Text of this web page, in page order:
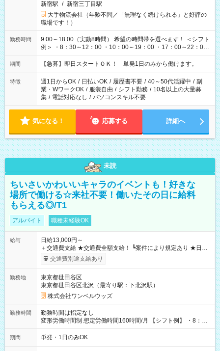
新宿駅 / 新宿三丁目駅
大手物流会社（年齢不問／「無理なく続けられる」と好評の
職場です！）
勤務時間
9:00～18:00（実動8時間） 希望の時間帯を選べます！ ＜シフト
例＞ ・8：30～12：00 ・10：00～19：00 ・17：00～22：00
・13：00～22：00 ・22：00～翌6：00 など
期間 【急募】即日スタートＯＫ！ 単発1日のみから働けます。
特徴 週1日からOK / 日払いOK / 履歴書不要 / 40～50代活躍中 / 副
業・WワークOK / 服装自由 / シフト勤務 / 10名以上の大量募
集 / 電話対応なし / パソコンスキル不要
気になる！ 応募する 詳細へ
未読
ちいさいかわいいキャラのイベントも！好きな
場所で働ける☆来社不要！働いたその日に給料
もらえる◎/T1
アルバイト 職種未経験OK
給与
日給13,000円～
＋交通費支給 ★交通費全額支給！ ┗案件により規定あり ★日払
いOK！（規定あり） ┗働いたその日に現金GET♪ お仕事後はコ
ンビニATMから 日払い分を引き落とせます！ 【試用期間】試
交通費別途支給あり
勤務地
東京都世田谷区
東京都世田谷区北沢（最寄り駅：下北沢駅）
株式会社ワンベルウッズ
勤務時間
勤務時間は指定なし
変形労働時間制 想定労働時間160時間/月 【シフト例】 ・8：00
～21：00
期間 単発・1日のみOK